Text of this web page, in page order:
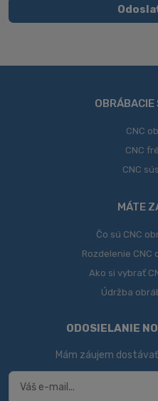
svojich
CNC
CNC
CNC
MÁTE
Čo sú CNC
Rozdelenie
Ako si vybrať
Údržba
ODOSIELANIE
Mám záujem